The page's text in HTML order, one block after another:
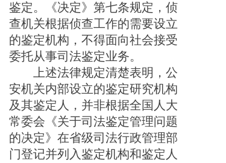
鉴定。
《决定》第七条规定， 侦
查机关根据侦查工作的需要设立
的鉴定机构，不得面向社会接受
委托从事司法鉴定业务。
上述法律规定清楚表明， 公
安机关内部设立的鉴定研究机构
及其鉴定人， 并非根据全国人大
常委会《关于司法鉴定管理问题
的决定》在省级司法行政管理部
门登记并列入鉴定机构和鉴定人